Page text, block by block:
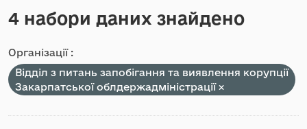
4 набори даних знайдено
Організації :
Відділ з питань запобігання та виявлення корупції
Закарпатської облдержадміністрації